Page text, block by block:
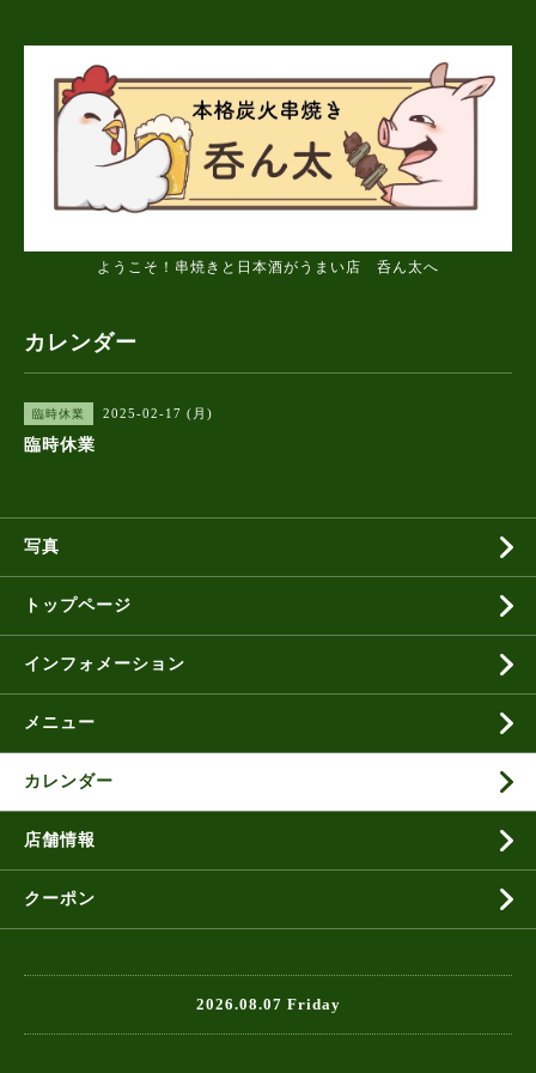
ようこそ！串焼きと日本酒がうまい店 呑ん太へ
カレンダー
臨時休業 2025-02-17 (月)
臨時休業
写真
トップページ
インフォメーション
メニュー
カレンダー
店舗情報
クーポン
2026.08.07 Friday